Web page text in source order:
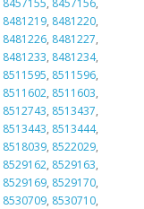
8457155, 8457156,
8481219, 8481220,
8481226, 8481227,
8481233, 8481234,
8511595, 8511596,
8511602, 8511603,
8512743, 8513437,
8513443, 8513444,
8518039, 8522029,
8529162, 8529163,
8529169, 8529170,
8530709, 8530710,